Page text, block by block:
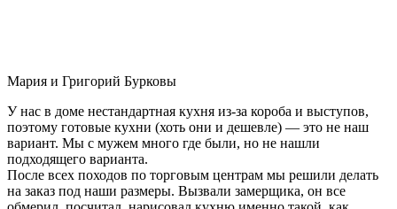
Мария и Григорий Бурковы
У нас в доме нестандартная кухня из-за короба и выступов,
поэтому готовые кухни (хоть они и дешевле) — это не наш
вариант. Мы с мужем много где были, но не нашли
подходящего варианта.
После всех походов по торговым центрам мы решили делать
на заказ под наши размеры. Вызвали замерщика, он все